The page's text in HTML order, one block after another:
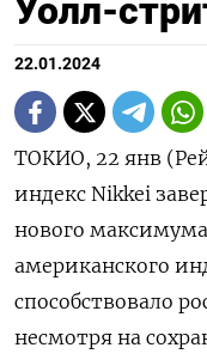
Уолл-
22.01.2024
ТОКИО, 22 янв
индекс Nikkei
нового
американского
способствовало
несмотря на